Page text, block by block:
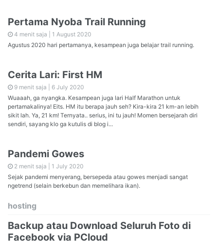
Pertama Nyoba Trail Running
4 menit saja | 1 August 2020
Agustus 2020 hari pertamanya, kesampean juga belajar trail running.
Cerita Lari: First HM
9 menit saja | 6 July 2020
Wuaaah, ga nyangka. Kesampean juga lari Half Marathon untuk
pertamakalinya! Eits. HM itu berapa jauh seh? Kira-kira 21 km-an lebih
sikit lah. Ya, 21 km! Ternyata.. serius, ini tu jauh! Momen bersejarah diri
sendiri, sayang klo ga kutulis di blog i...
Pandemi Gowes
2 menit saja | 1 July 2020
Sejak pandemi menyerang, bersepeda atau gowes menjadi sangat
ngetrend (selain berkebun dan memelihara ikan).
hosting
Backup atau Download Seluruh Foto di
Facebook via PCloud